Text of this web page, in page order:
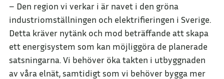
– Den region vi verkar i är navet i den gröna
industriomställningen och elektrifieringen i Sverige.
Detta kräver nytänk och mod beträffande att skapa
ett energisystem som kan möjliggöra de planerade
satsningarna. Vi behöver öka takten i utbyggnaden
av våra elnät, samtidigt som vi behöver bygga mer